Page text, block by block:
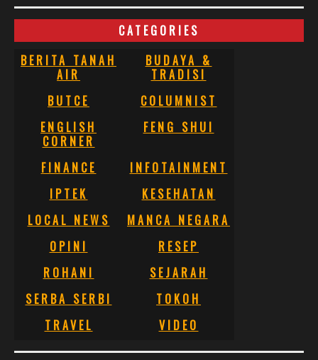
CATEGORIES
BERITA TANAH
AIR
BUDAYA &
TRADISI
BUTCE
COLUMNIST
ENGLISH
CORNER
FENG SHUI
FINANCE
INFOTAINMENT
IPTEK
KESEHATAN
LOCAL NEWS
MANCA NEGARA
OPINI
RESEP
ROHANI
SEJARAH
SERBA SERBI
TOKOH
TRAVEL
VIDEO